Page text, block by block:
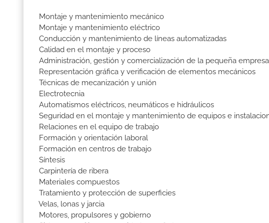
Montaje y mantenimiento mecánico
Montaje y mantenimiento eléctrico
Conducción y mantenimiento de líneas automatizadas
Calidad en el montaje y proceso
Administración, gestión y comercialización de la pequeña
Representación gráfica y verificación de elementos mecánicos
Técnicas de mecanización y unión
Electrotecnia
Automatismos eléctricos, neumáticos e hidráulicos
Seguridad en el montaje y mantenimiento de equipos e
Relaciones en el equipo de trabajo
Formación y orientación laboral
Formación en centros de trabajo
Síntesis
Carpintería de ribera
Materiales compuestos
Tratamiento y protección de superficies
Velas, lonas y jarcia
Motores, propulsores y gobierno